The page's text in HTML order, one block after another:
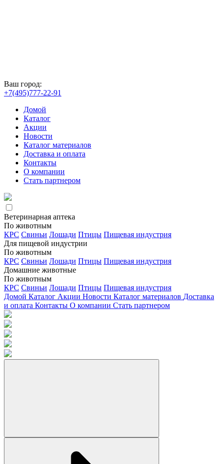
Ваш город:
+7(495)777-22-91
Домой
Каталог
Акции
Новости
Каталог материалов
Доставка и оплата
Контакты
О компании
Стать партнером
Ветеринарная аптека
По животным
КРС Свиньи Лошади Птицы Пищевая индустрия
Для пищевой индустрии
По животным
КРС Свиньи Лошади Птицы Пищевая индустрия
Домашние животные
По животным
КРС Свиньи Лошади Птицы Пищевая индустрия
Домой Каталог Акции Новости Каталог материалов Доставка
и оплата Контакты О компании Стать партнером